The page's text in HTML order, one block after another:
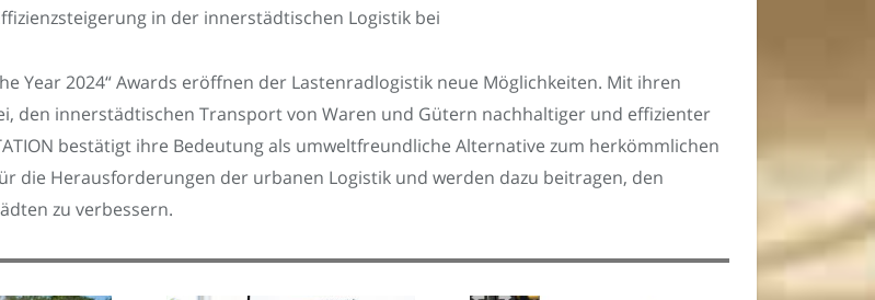
in der innerstädtischen Logistik bei
Year 2024“ Awards eröffnen der Lastenradlogistik neue Möglichkeiten. Mit ihren
den innerstädtischen Transport von Waren und Gütern nachhaltiger und effizienter
bestätigt ihre Bedeutung als umweltfreundliche Alternative zum herkömmlichen
die Herausforderungen der urbanen Logistik und werden dazu beitragen, den
zu verbessern.